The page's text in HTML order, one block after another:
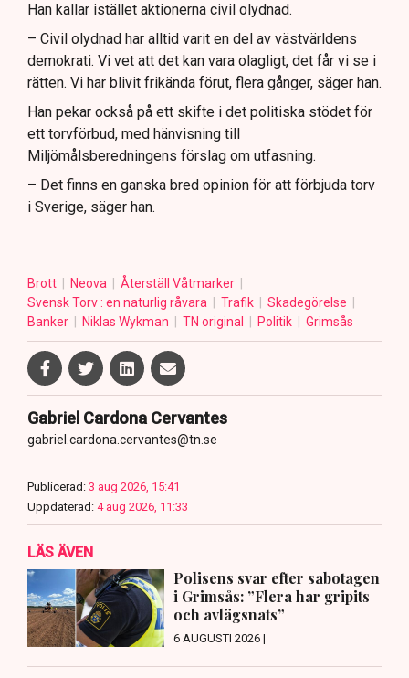
Han kallar istället aktionerna civil olydnad.
– Civil olydnad har alltid varit en del av västvärldens
demokrati. Vi vet att det kan vara olagligt, det får vi se i
rätten. Vi har blivit frikända förut, flera gånger, säger han.
Han pekar också på ett skifte i det politiska stödet för
ett torvförbud, med hänvisning till
Miljömålsberedningens förslag om utfasning.
– Det finns en ganska bred opinion för att förbjuda torv
i Sverige, säger han.
Brott Neova
Återställ Våtmarker
Svensk Torv : en naturlig råvara
Trafik
Skadegörelse
Banker
Niklas Wykman TN original Politik Grimsås
Gabriel Cardona Cervantes
gabriel.cardona.cervantes@tn.se
Publicerad: 3 aug 2026, 15:41
Uppdaterad: 4 aug 2026, 11:33
LÄS ÄVEN
Polisens svar efter sabotagen
i Grimsås: ”Flera har gripits
och avlägsnats”
6 AUGUSTI 2026 |